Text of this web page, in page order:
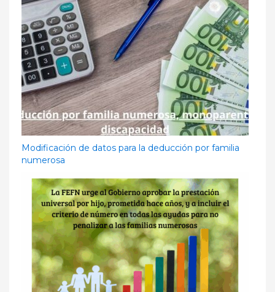
Modificación de datos para la deducción por familia
numerosa